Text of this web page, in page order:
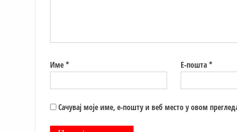
Име* Е-пошта*
Сачувај моје име, е-пошту и веб место у овом